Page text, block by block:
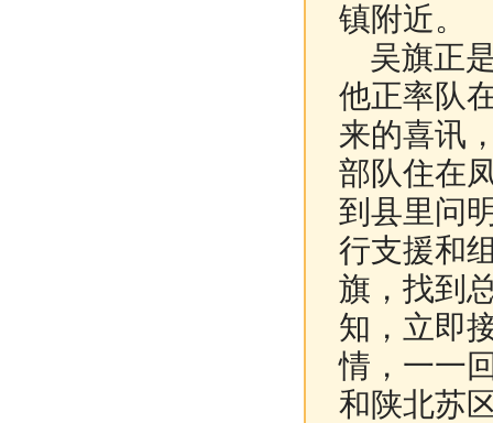
镇附近。
吴旗正
他正率队
来的喜讯
部队住在
到县里问
行支援和
旗，找到
知，立即
情，一一
和陕北苏